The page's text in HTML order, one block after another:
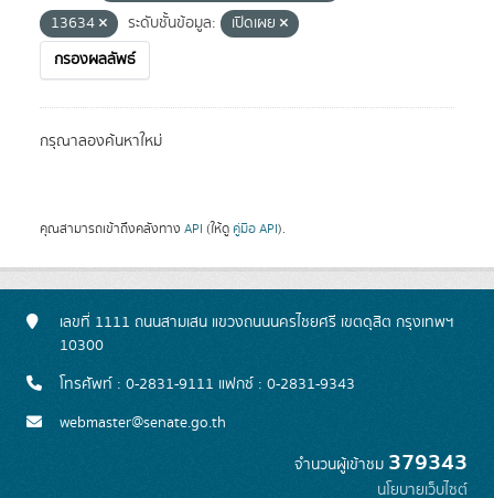
13634
ระดับชั้นข้อมูล:
เปิดเผย
กรองผลลัพธ์
กรุณาลองค้นหาใหม่
คุณสามารถเข้าถึงคลังทาง API (ให้ดู คู่มือ API).
เลขที่ 1111 ถนนสามเสน แขวงถนนนครไชยศรี เขตดุสิต กรุงเทพฯ
10300
โทรศัพท์ : 0-2831-9111 แฟกซ์ : 0-2831-9343
webmaster@senate.go.th
จำนวนผู้เข้าชม 379343
นโยบายเว็บไซต์